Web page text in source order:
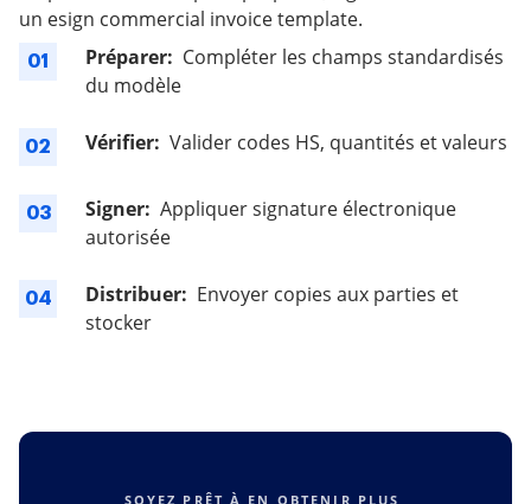
un esign commercial invoice template.
01 Préparer: Compléter les champs standardisés
du modèle
02 Vérifier: Valider codes HS, quantités et valeurs
03 Signer: Appliquer signature électronique
autorisée
04 Distribuer: Envoyer copies aux parties et
stocker
SOYEZ PRÊT À EN OBTENIR PLUS